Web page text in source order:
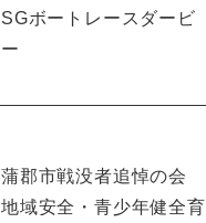
SGボートレースダービ
ー
蒲郡市戦没者追悼の会
地域安全・青少年健全育